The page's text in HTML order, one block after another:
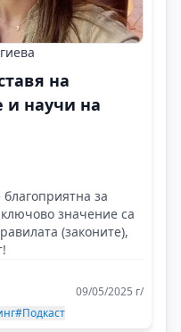
на
и научи на
за
значение са
(законите),
09/05/2025 г/
#Подкаст